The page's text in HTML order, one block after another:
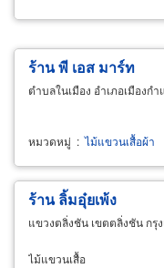
ร้าน พี เอส มาร์ท
ตำบลในเมือง อำเภอเมืองก
หมวดหมู่ : ไม้แขวนเสื้อผ้า
ร้าน ลิ้มอุ๋ยเพ้ง
แขวงตลิ่งชัน เขตตลิ่งชัน กรุ
ไม้แขวนเสื้อ